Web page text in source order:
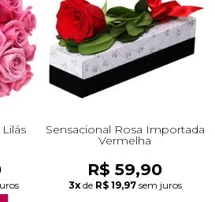
Sensacional Rosa Importada
Vermelha
R$ 59,90
3x de R$ 19,97 sem juros